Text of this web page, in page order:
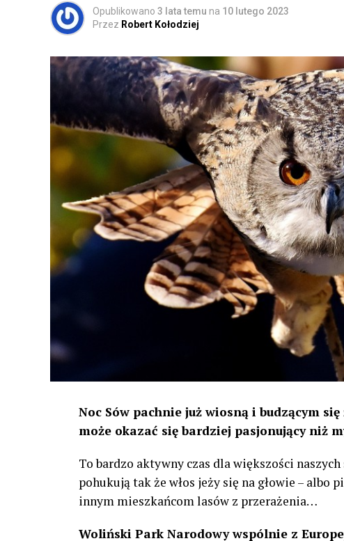
Opublikowano 3 lata temu na 10 lutego 2023
Przez Robert Kołodziej
Noc Sów pachnie już wiosną i budzącym
może okazać się bardziej pasjonujący niż
To bardzo aktywny czas dla większości
pohukują tak że włos jeży się na głowie – albo
innym mieszkańcom lasów z przerażenia…
Woliński Park Narodowy wspólnie z